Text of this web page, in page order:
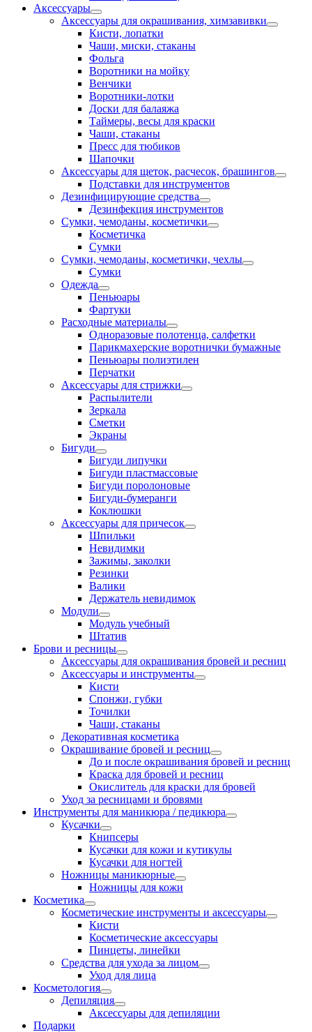
Аксессуары
Аксессуары для окрашивания, химзавивки
Кисти, лопатки
Чаши, миски, стаканы
Фольга
Воротники на мойку
Венчики
Воротники-лотки
Доски для балаяжа
Таймеры, весы для краски
Чаши, стаканы
Пресс для тюбиков
Шапочки
Аксессуары для щеток, расчесок, брашингов
Подставки для инструментов
Дезинфицирующие средства
Дезинфекция инструментов
Сумки, чемоданы, косметички
Косметичка
Сумки
Сумки, чемоданы, косметички, чехлы
Сумки
Одежда
Пеньюары
Фартуки
Расходные материалы
Одноразовые полотенца, салфетки
Парикмахерские воротнички бумажные
Пеньюары полиэтилен
Перчатки
Аксессуары для стрижки
Распылители
Зеркала
Сметки
Экраны
Бигуди
Бигуди липучки
Бигуди пластмассовые
Бигуди поролоновые
Бигуди-бумеранги
Коклюшки
Аксессуары для причесок
Шпильки
Невидимки
Зажимы, заколки
Резинки
Валики
Держатель невидимок
Модули
Модуль учебный
Штатив
Брови и ресницы
Аксессуары для окрашивания бровей и ресниц
Аксессуары и инструменты
Кисти
Спонжи, губки
Точилки
Чаши, стаканы
Декоративная косметика
Окрашивание бровей и ресниц
До и после окрашивания бровей и ресниц
Краска для бровей и ресниц
Окислитель для краски для бровей
Уход за ресницами и бровями
Инструменты для маникюра / педикюра
Кусачки
Книпсеры
Кусачки для кожи и кутикулы
Кусачки для ногтей
Ножницы маникюрные
Ножницы для кожи
Косметика
Косметические инструменты и аксессуары
Кисти
Косметические аксессуары
Пинцеты, линейки
Средства для ухода за лицом
Уход для лица
Косметология
Депиляция
Аксессуары для депиляции
Подарки